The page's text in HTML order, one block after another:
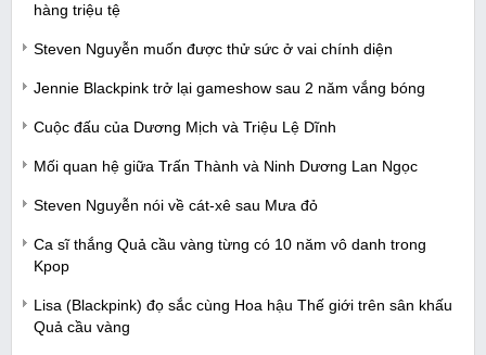
hàng triệu tệ
Steven Nguyễn muốn được thử sức ở vai chính diện
Jennie Blackpink trở lại gameshow sau 2 năm vắng bóng
Cuộc đấu của Dương Mịch và Triệu Lệ Dĩnh
Mối quan hệ giữa Trấn Thành và Ninh Dương Lan Ngọc
Steven Nguyễn nói về cát-xê sau Mưa đỏ
Ca sĩ thắng Quả cầu vàng từng có 10 năm vô danh trong
Kpop
Lisa (Blackpink) đọ sắc cùng Hoa hậu Thế giới trên sân khấu
Quả cầu vàng